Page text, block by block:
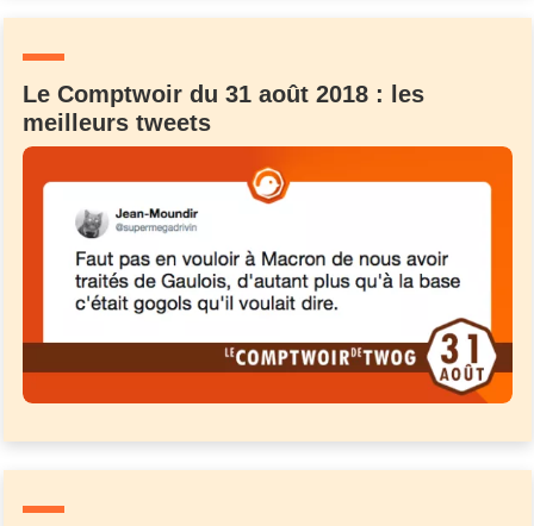
Le Comptwoir du 31 août 2018 : les
meilleurs tweets